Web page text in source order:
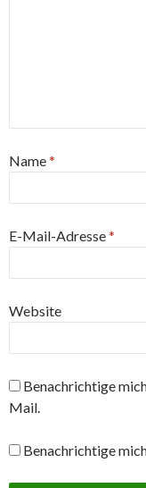
Name*
E-Mail-Adresse*
Website
Benachrichtige
Mail.
Benachrichtige